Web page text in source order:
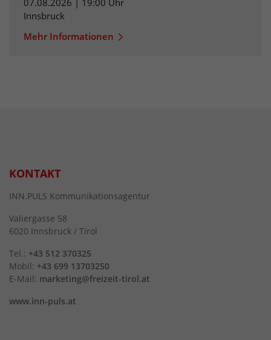
07.08.2026 | 19:00 Uhr
Innsbruck
Mehr Informationen
KONTAKT
INN.PULS Kommunikationsagentur
Valiergasse 58
6020 Innsbruck / Tirol
Tel.: +43 512 370325
Mobil: +43 699 13703250
E-Mail: marketing@freizeit-tirol.at
www.inn-puls.at